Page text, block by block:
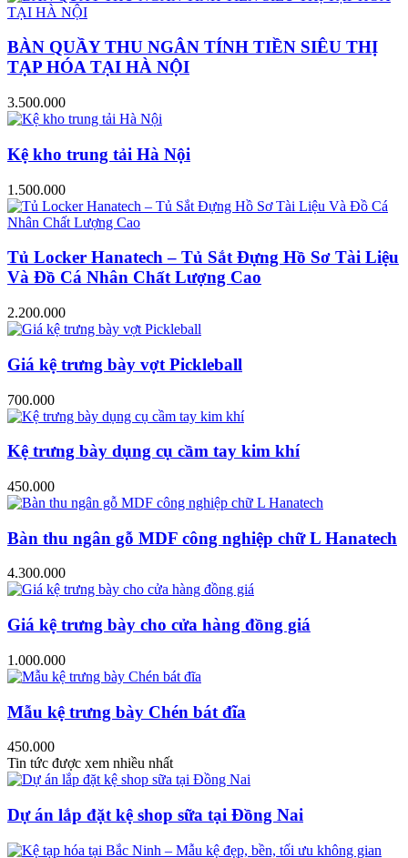
BÀN QUẦY THU NGÂN TÍNH TIỀN SIÊU THỊ
TẠP HÓA TẠI HÀ NỘI
3.500.000
Kệ kho trung tải Hà Nội
1.500.000
Tủ Locker Hanatech – Tủ Sắt Đựng Hồ Sơ Tài Liệu
Và Đồ Cá Nhân Chất Lượng Cao
2.200.000
Giá kệ trưng bày vợt Pickleball
700.000
Kệ trưng bày dụng cụ cầm tay kim khí
450.000
Bàn thu ngân gỗ MDF công nghiệp chữ L Hanatech
4.300.000
Giá kệ trưng bày cho cửa hàng đồng giá
1.000.000
Mẫu kệ trưng bày Chén bát đĩa
450.000
Tin tức được xem nhiều nhất
Dự án lắp đặt kệ shop sữa tại Đồng Nai